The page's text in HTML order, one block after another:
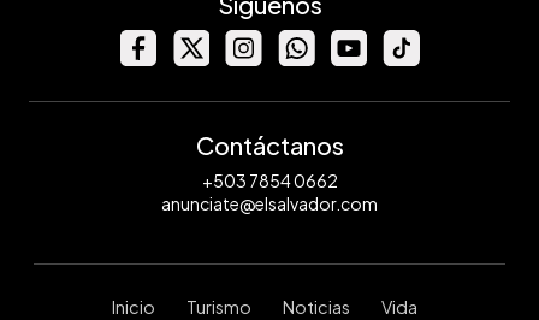
Contáctanos
+503 7854 0662
anunciate@elsalvador.com
Inicio Turismo Noticias Vida